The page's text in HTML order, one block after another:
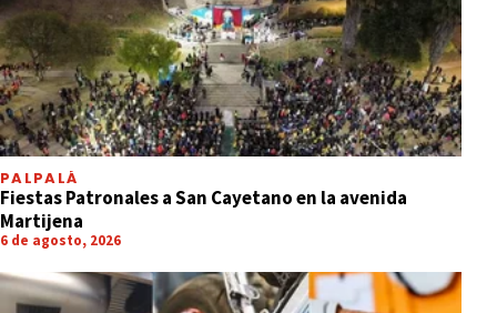
PALPALÁ
Fiestas Patronales a San Cayetano en la avenida
Martijena
6 de agosto, 2026